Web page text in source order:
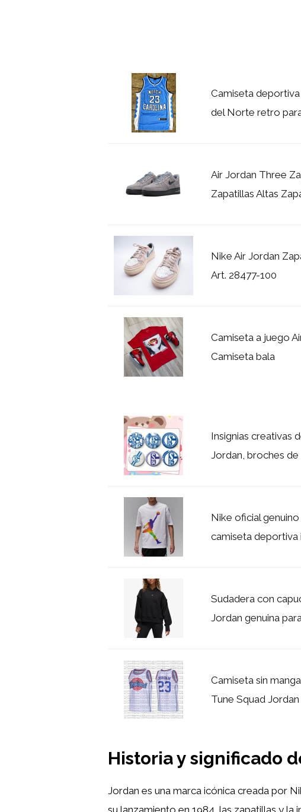
Camiseta
del Norte retro
Air Jordan Three
Zapatillas Altas
Nike Air Jordan
Art. 28477-100
Camiseta a juego
Camiseta bala
Insignias creativas
Jordan, broches
Nike oficial
camiseta deportiva
Sudadera con
Jordan genuina
Camiseta sin
Tune Squad
Historia y significado
Jordan es una marca icónica creada por